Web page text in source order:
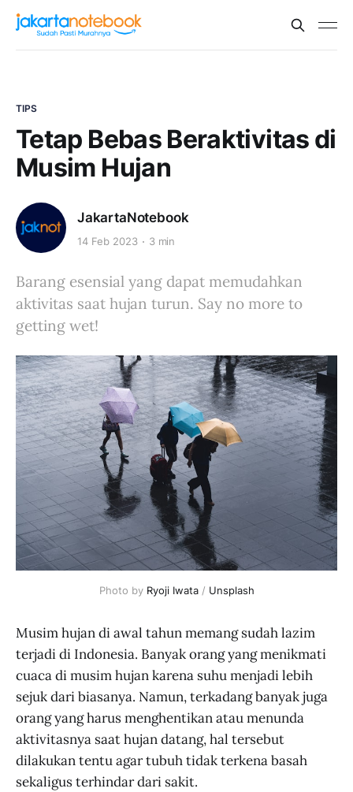
TIPS
Tetap Bebas Beraktivitas di
Musim Hujan
JakartaNotebook
14 Feb 2023 3 min
Barang esensial yang dapat memudahkan
aktivitas saat hujan turun. Say no more to
getting wet!
Photo by Ryoji Iwata/ Unsplash
Musim hujan di awal tahun memang sudah lazim
terjadi di Indonesia. Banyak orang yang menikmati
cuaca di musim hujan karena suhu menjadi lebih
sejuk dari biasanya. Namun, terkadang banyak juga
orang yang harus menghentikan atau menunda
aktivitasnya saat hujan datang, hal tersebut
dilakukan tentu agar tubuh tidak terkena basah
sekaligus terhindar dari sakit.